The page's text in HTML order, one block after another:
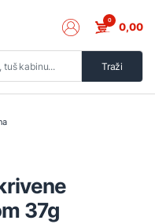
Traži
0 0,00
37g